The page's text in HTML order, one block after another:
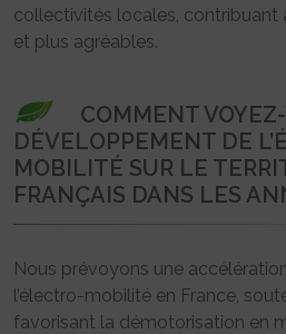
collectivités locales, contribuant
et plus agréables.
COMMENT
DÉVELOPPEMENT DE
MOBILITÉ SUR LE
FRANÇAIS DANS LES
Nous prévoyons une
l’électro-mobilité en France,
favorisant la démotorisation en